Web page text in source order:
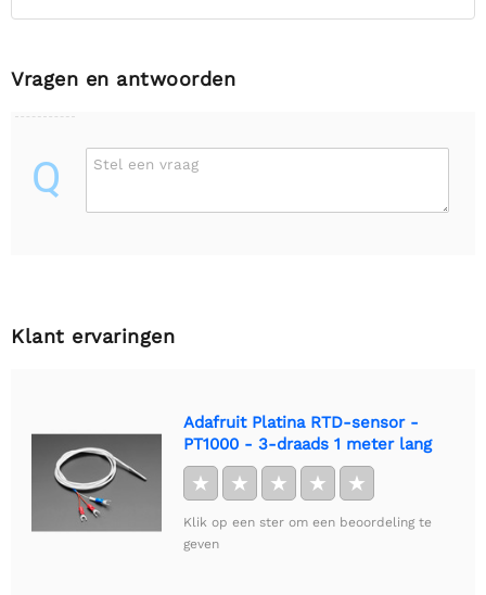
Vragen en antwoorden
Q Stel een vraag
Klant ervaringen
Adafruit Platina RTD-sensor -
PT1000 - 3-draads 1 meter lang
★ ★ ★ ★ ★
Klik op een ster om een beoordeling te
geven